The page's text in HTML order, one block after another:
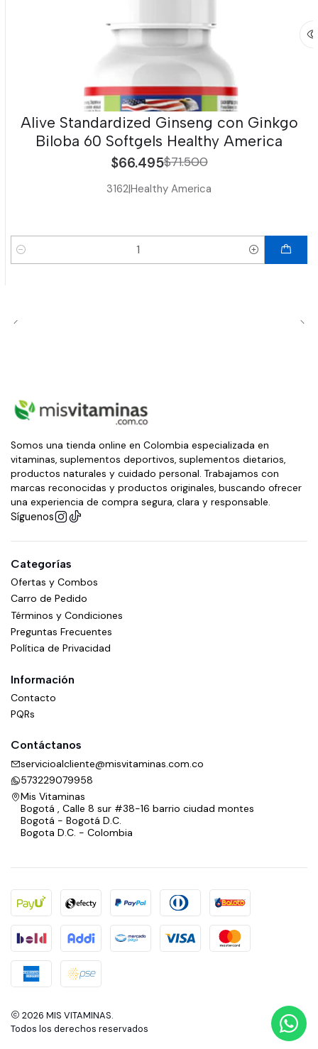
Alive Standardized Ginseng con Ginkgo
Biloba 60 Softgels Healthy America
$66.495$71.500
3162|Healthy America
Cantidad
Somos una tienda online en Colombia especializada en
vitaminas, suplementos deportivos, suplementos dietarios,
productos naturales y cuidado personal. Trabajamos con
marcas reconocidas y productos originales, buscando ofrecer
una experiencia de compra segura, clara y responsable.
Síguenos
Categorías
Ofertas y Combos
Carro de Pedido
Términos y Condiciones
Preguntas Frecuentes
Política de Privacidad
Información
Contacto
PQRs
Contáctanos
servicioalcliente@misvitaminas.com.co
573229079958
Mis Vitaminas
Bogotá , Calle 8 sur #38-16 barrio ciudad montes
Bogotá - Bogotá D.C.
Bogota D.C. - Colombia
2026 MIS VITAMINAS.
Todos los derechos reservados